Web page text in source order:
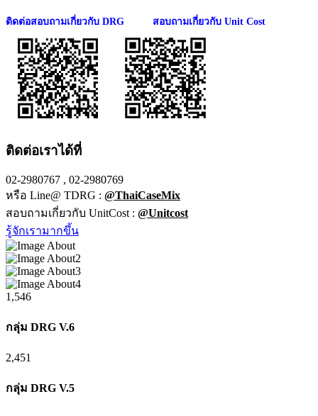
ติดต่อสอบถามเกี่ยวกับ DRG สอบถามเกี่ยวกับ Unit Cost
ติดต่อเราได้ที่
02-2980767 , 02-2980769
หรือ Line@ TDRG : @ThaiCaseMix
สอบถามเกี่ยวกับ UnitCost : @Unitcost
รู้จักเรามากขึ้น
1,546
กลุ่ม DRG V.6
2,451
กลุ่ม DRG V.5